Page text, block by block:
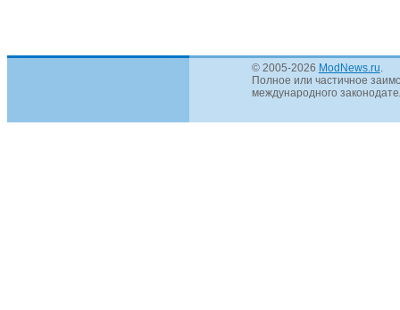
© 2005-2026 ModNews.ru
Полное или частичное
международного